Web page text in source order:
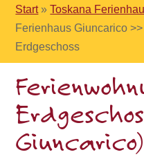
Start»Toskana
Ferienhaus Giuncarico
Erdgeschoss
Giuncarico)